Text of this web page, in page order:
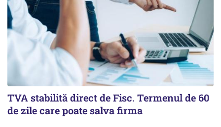
TVA stabilită direct de Fisc. Termenul de 60
de zile care poate salva firma